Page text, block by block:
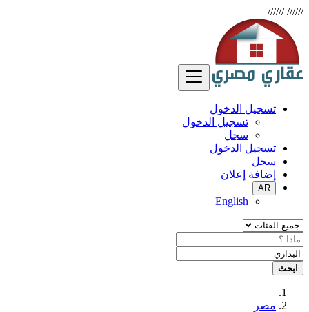
//////
//////
تسجيل الدخول
تسجيل الدخول
سجل
تسجيل الدخول
سجل
إضافة إعلان
AR
English
ابحث
مصر